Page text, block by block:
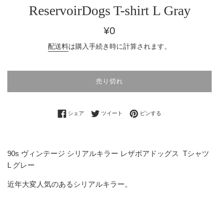
ReservoirDogs T-shirt L Gray
通
価
¥0
配送料は購入手続き時に計算されます。
売り切れ
シェア Facebookでシェアする
ツイート Twitterに投稿する
ピンする
90s ヴィンテージ シリアルキラー レザボアドッグス Tシャツ
L グレー
近年大変人気のあるシリアルキラー。